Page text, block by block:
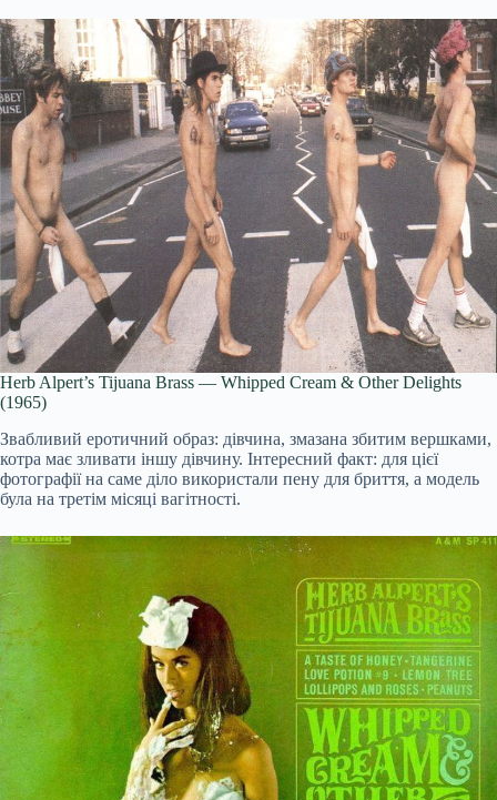
Herb Alpert’s Tijuana Brass — Whipped Cream & Other Delights
(1965)
Звабливий еротичний образ: дівчина, змазана збитим вершками,
котра має зливати іншу дівчину. Інтересний факт: для цієї
фотографії на саме діло використали пену для бриття, а модель
була на третім місяці вагітності.